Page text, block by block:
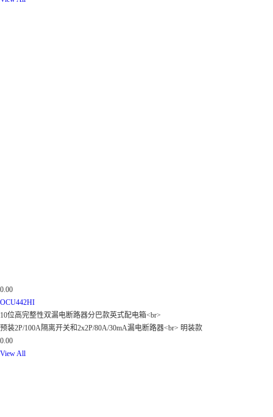
0.00
OCU442HI
10位高完整性双漏电断路器分巴款英式配电箱<br>
预装2P/100A隔离开关和2x2P/80A/30mA漏电断路器<br> 明装款
0.00
View All